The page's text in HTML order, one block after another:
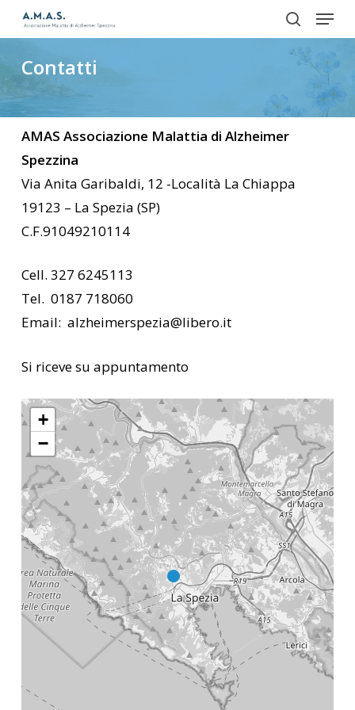
Skip
to
main
content
search
Menu
Contatti
AMAS Associazione Malattia di Alzheimer
Spezzina
Via Anita Garibaldi, 12 -Località La Chiappa
19123 – La Spezia (SP)
C.F.91049210114
Cell. 327 6245113
Tel. 0187 718060
Email: alzheimerspezia@libero.it
Si riceve su appuntamento
+
−
Menu